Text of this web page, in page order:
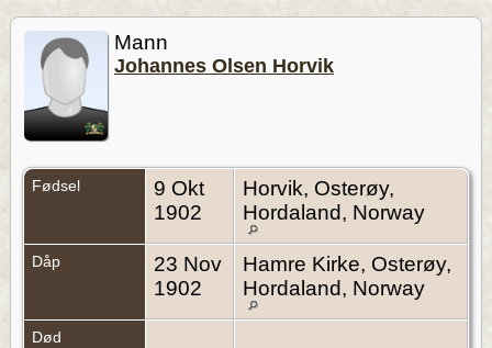
Mann
Johannes Olsen Horvik
Fødsel
9 Okt
1902
Horvik, Osterøy,
Hordaland, Norway
Dåp
23 Nov
1902
Hamre Kirke, Osterøy,
Hordaland, Norway
Død